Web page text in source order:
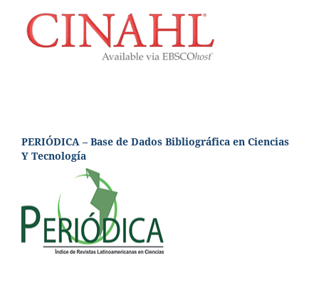
PERIÓDICA – Base de Dados Bibliográfica en Ciencias
Y Tecnología